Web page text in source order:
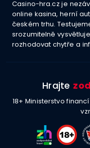
Casino-hra.cz je
online kasina, herní
českém trhu.
srozumitelně
rozhodovat chytře a
Hrajte
18+ Ministerstvo